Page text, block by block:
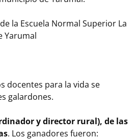
la Escuela Normal Superior La
Yarumal
docentes para la vida se
galardones.
y director rural), de las
. Los ganadores fueron: